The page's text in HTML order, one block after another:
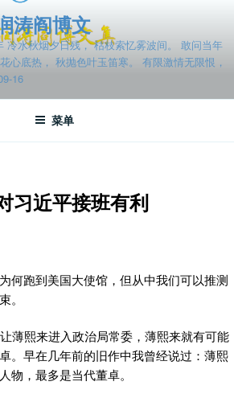
涛阎博文
冷水秋烟夕日残， 枯枝索忆雾波间。 敢问当年
心底热， 秋抛色叶玉笛寒。 有限激情无限恨，
16
菜单
习近平接班有利
何跑到美国大使馆，但从中我们可以推测
。
薄熙来进入政治局常委，薄熙来就有可能
。早在几年前的旧作中我曾经说过：薄熙
物，最多是当代董卓。